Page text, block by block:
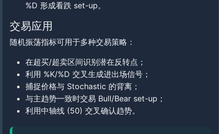
%D 形成看跌 set-up。
交易应用
随机振荡指标可用于多种交易策略：
在超买/超卖区间识别潜在反转点；
利用 %K/%D 交叉生成进出场信号；
捕捉价格与 Stochastic 的背离；
与主趋势一致时交易 Bull/Bear set-up；
利用中轴线 (50) 交叉确认趋势。